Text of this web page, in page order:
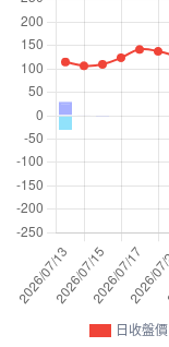
日收盤價